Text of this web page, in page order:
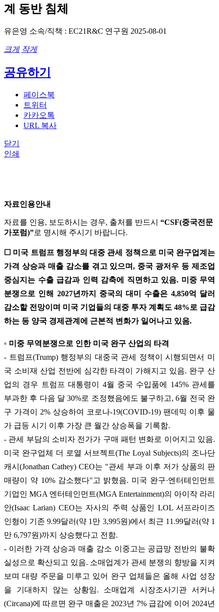
계 동반 침체
유은영 소속/직책 : EC21R&C 연구원 2025-08-01
크게 작게
공유하기
페이스북
트위터
카카오톡
URL 복사
닫기
인쇄
자료인용안내
자료를 인용, 보도하시는 경우, 출처를 반드시 “CSF(중국전문
가포럼)”로 명시해 주시기 바랍니다.
☐ 미국 트럼프 행정부의 대중 관세 정책으로 미국 완구업계는
가격 상승과 매출 감소를 겪고 있으며, 중국 광저우 등 제조업
중심지는 수출 급감과 인력 감축에 직면하고 있음. 미중 무역
분쟁으로 인해 2027년까지 중국의 대미 수출은 4,850억 달러
감소할 전망이며 미국 기업들의 대중 투자 계획도 48%로 급감
하는 등 양국 경제관계에 근본적 변화가 일어나고 있음.
◦ 미중 무역분쟁으로 인한 미국 완구 산업의 타격
- 트럼프(Trump) 행정부의 대중국 관세 정책이 시행되면서 미
국 소비재 산업 전반에 심각한 타격이 가해지고 있음. 완구 산
업의 경우 트럼프 대통령이 4월 중국 수입품에 145% 관세를
부과한 후 다음 달 30%로 조정했음에도 불구하고, 6월 전국 완
구 가격이 2% 상승하여 코로나-19(COVID-19) 팬데믹 이후 물
가 급등 시기 이후 가장 큰 월간 상승폭을 기록함.
- 관세 부담의 소비자 전가가 구매 패턴 변화로 이어지고 있음.
미국 완구업체 더 로열 서브젝트(The Loyal Subjects)의 조나단
캐시(Jonathan Cathey) CEO는 "관세 부과 이후 저가 상품의 판
매량이 약 10% 감소했다"고 밝혔음. 미국 완구·엔터테인먼트
기업인 MGA 엔터테인먼트(MGA Entertainment)의 아이작 라리
안(Isaac Larian) CEO는 자사의 주력 상품인 LOL 서프라이즈
인형이 기존 9.99달러(약 1만 3,995원)에서 최근 11.99달러(약 1
만 6,797원)까지 상승했다고 전함.
- 이러한 가격 상승과 매출 감소 이중고는 공급망 전반의 불확
실성으로 확산되고 있음. 소매업계가 관세 분쟁의 향방을 지켜
보며 대량 주문을 미루고 있어 완구 업체들은 올해 사업 성장
을 기대하지 않는 상황임. 소매업계 시장조사기관 서커나
(Circana)에 따르면 완구 매출은 2023년 7% 급감에 이어 2024년